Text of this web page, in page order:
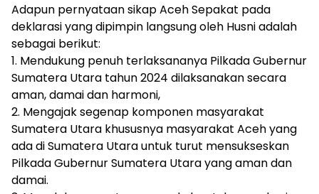
Adapun pernyataan sikap Aceh Sepakat pada
deklarasi yang dipimpin langsung oleh Husni adalah
sebagai berikut:
1. Mendukung penuh terlaksananya Pilkada Gubernur
Sumatera Utara tahun 2024 dilaksanakan secara
aman, damai dan harmoni,
2. Mengajak segenap komponen masyarakat
Sumatera Utara khususnya masyarakat Aceh yang
ada di Sumatera Utara untuk turut mensukseskan
Pilkada Gubernur Sumatera Utara yang aman dan
damai.